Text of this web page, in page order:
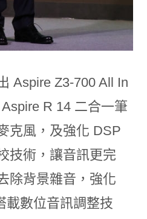
Aspire Z3-700 All In
R 14 二合一筆
克風，及強化 DSP
技術，讓音訊更完
除背景雜音，強化
載數位音訊調整技